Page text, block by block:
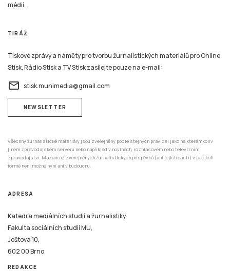
médií.
TIRÁŽ
Tiskové zprávy a náměty pro tvorbu žurnalistických materiálů pro Online
Stisk, Rádio Stisk a TV Stisk zasílejte pouze na e-mail:
email stisk.munimedia@gmail.com
NEWSLETTER
Všechny žurnalistické materiály jsou zveřejněny podle stejných pravidel jako na kterémkoliv
jiném zpravodajském serveru nebo například v novinách, rozhlasovém nebo televizním
zpravodajství. Mazání už zveřejněných žurnalistických příspěvků (ani jejich částí) v jakékoli
formě není možné nyní ani v budoucnu.
ADRESA
Katedra mediálních studií a žurnalistiky,
Fakulta sociálních studií MU,
Joštova 10,
602 00 Brno
REDAKCE